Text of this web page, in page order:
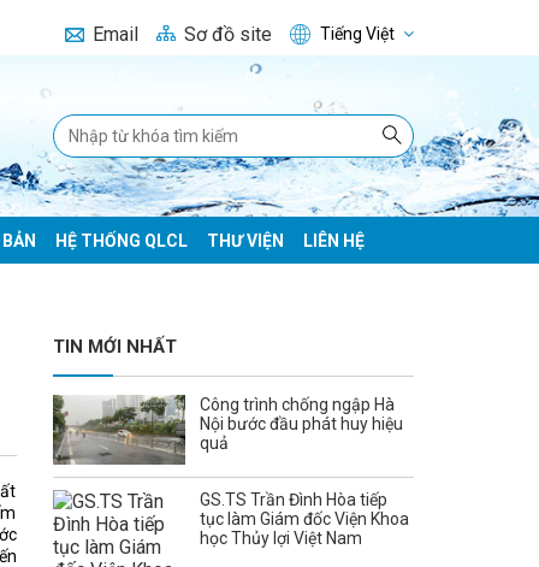
Email Sơ đồ site Tiếng Việt
HỆ THỐNG QLCL THƯ VIỆN LIÊN HỆ
TIN MỚI NHẤT
Công trình chống ngập Hà
Nội bước đầu phát huy hiệu
quả
GS.TS Trần Đình Hòa tiếp
tục làm Giám đốc Viện Khoa
học Thủy lợi Việt Nam